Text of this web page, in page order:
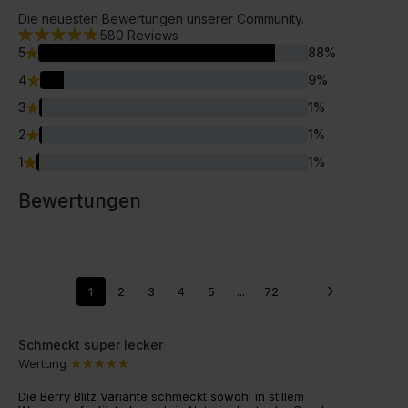
Die neuesten Bewertungen unserer Community.
580 Reviews
5
88%
4
9%
3
1%
2
1%
1
1%
Bewertungen
1 2 3 4 5 ... 72
Schmeckt super lecker
Wertung
Die Berry Blitz Variante schmeckt sowohl in stillem